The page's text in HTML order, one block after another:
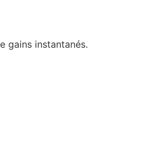
gains instantanés.